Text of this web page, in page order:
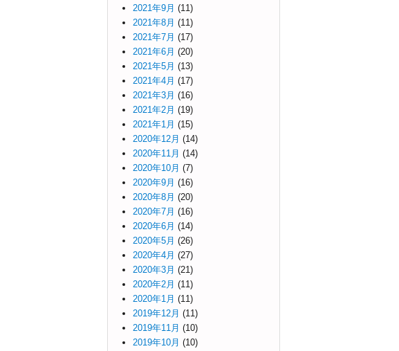
2021年9月 (11)
2021年8月 (11)
2021年7月 (17)
2021年6月 (20)
2021年5月 (13)
2021年4月 (17)
2021年3月 (16)
2021年2月 (19)
2021年1月 (15)
2020年12月 (14)
2020年11月 (14)
2020年10月 (7)
2020年9月 (16)
2020年8月 (20)
2020年7月 (16)
2020年6月 (14)
2020年5月 (26)
2020年4月 (27)
2020年3月 (21)
2020年2月 (11)
2020年1月 (11)
2019年12月 (11)
2019年11月 (10)
2019年10月 (10)